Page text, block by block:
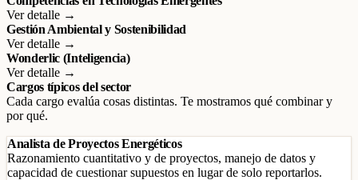
Ver detalle →
Gestión Ambiental y Sostenibilidad
Ver detalle →
Wonderlic (Inteligencia)
Ver detalle →
Cargos típicos del sector
Cada cargo evalúa cosas distintas. Te mostramos qué combinar y
por qué.
Analista de Proyectos Energéticos
Razonamiento cuantitativo y de proyectos, manejo de datos y
capacidad de cuestionar supuestos en lugar de solo reportarlos.